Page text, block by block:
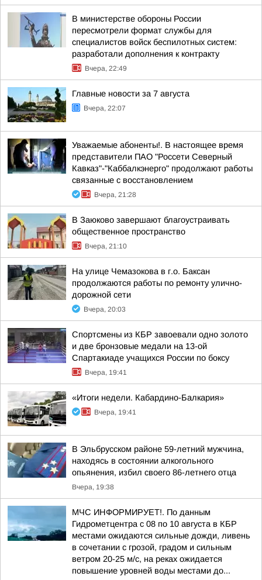
В министерстве обороны России
пересмотрели формат службы для
специалистов войск беспилотных систем:
разработали дополнения к контракту
Вчера, 22:49
Главные новости за 7 августа
Вчера, 22:07
Уважаемые абоненты!. В настоящее время
представители ПАО "Россети Северный
Кавказ"-"Каббалкэнерго" продолжают работы
связанные с восстановлением
Вчера, 21:28
В Заюково завершают благоустраивать
общественное пространство
Вчера, 21:10
На улице Чемазокова в г.о. Баксан
продолжаются работы по ремонту улично-
дорожной сети
Вчера, 20:03
Спортсмены из КБР завоевали одно золото
и две бронзовые медали на 13-ой
Спартакиаде учащихся России по боксу
Вчера, 19:41
«Итоги недели. Кабардино-Балкария»
Вчера, 19:41
В Эльбрусском районе 59-летний мужчина,
находясь в состоянии алкогольного
опьянения, избил своего 86-летнего отца
Вчера, 19:38
МЧС ИНФОРМИРУЕТ!. По данным
Гидрометцентра с 08 по 10 августа в КБР
местами ожидаются сильные дожди, ливень
в сочетании с грозой, градом и сильным
ветром 20-25 м/с, на реках ожидается
повышение уровней воды местами до...